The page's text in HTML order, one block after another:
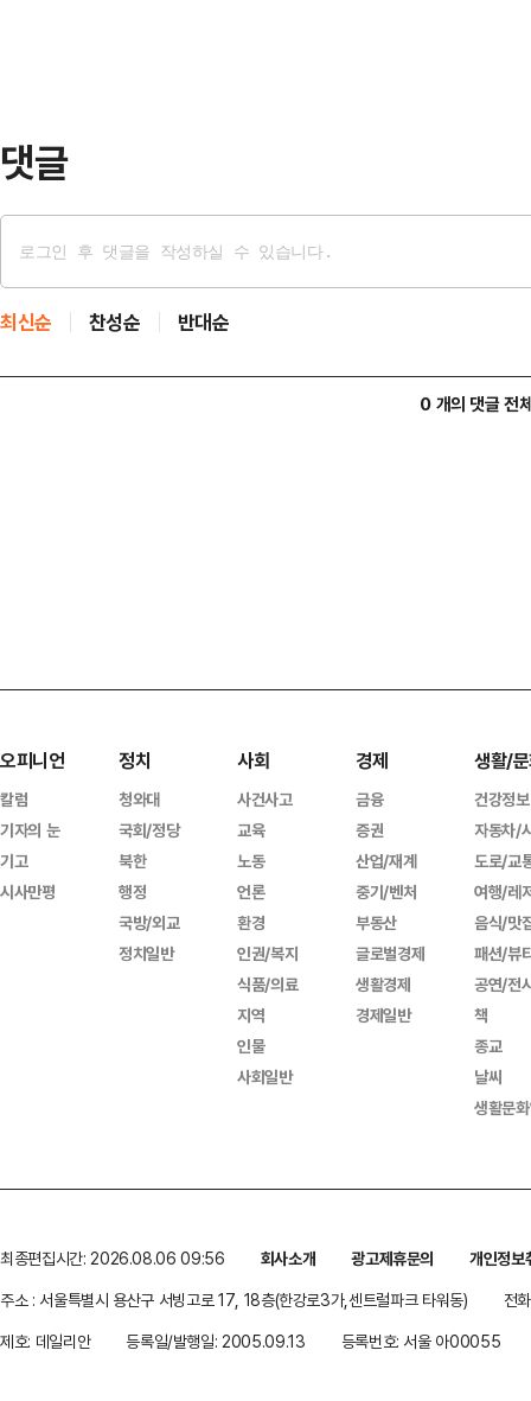
댓글
최신순 찬성순 반대순
0 개의 댓글 전
오피니언
칼럼
기자의 눈
기고
시사만평
정치
청와대
국회/정당
북한
행정
국방/외교
정치일반
사회
사건사고
교육
노동
언론
환경
인권/복지
식품/의료
지역
인물
사회일반
경제
금융
증권
산업/재계
중기/벤처
부동산
글로벌경제
생활경제
경제일반
생활/
건강정보
자동차/
도로/교
여행/레
음식/맛
패션/뷰
공연/전
책
종교
날씨
생활문
최종편집시간: 2026.08.06 09:56 회사소개 광고제휴문의
개인정보
주소 : 서울특별시 용산구 서빙고로 17, 18층(한강로3가,센트럴파크 타워동)
전
제호: 데일리안
등록일/발행일: 2005.09.13 등록번호: 서울 아00055